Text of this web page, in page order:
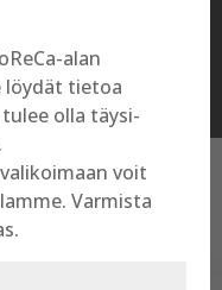
alan
löydät tietoa
olla täysi-
voit
Varmista